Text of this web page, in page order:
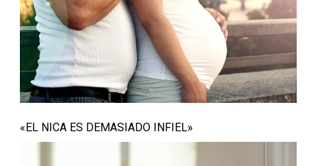
«EL NICA ES DEMASIADO INFIEL»